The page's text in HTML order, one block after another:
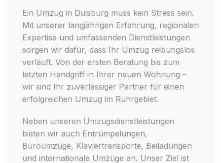
Ein Umzug in Duisburg muss kein Stress sein.
Mit unserer langjährigen Erfahrung, regionalen
Expertise und umfassenden Dienstleistungen
sorgen wir dafür, dass Ihr Umzug reibungslos
verläuft. Von der ersten Beratung bis zum
letzten Handgriff in Ihrer neuen Wohnung –
wir sind Ihr zuverlässiger Partner für einen
erfolgreichen Umzug im Ruhrgebiet.
Neben unseren Umzugsdienstleistungen
bieten wir auch Entrümpelungen,
Büroumzüge, Klaviertransporte, Beiladungen
und internationale Umzüge an. Unser Ziel ist